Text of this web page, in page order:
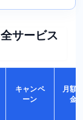
サービス
キャンペ
ーン
月額
金